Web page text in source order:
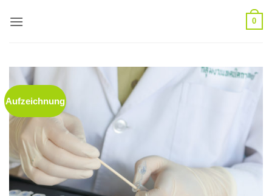
Inhalt
0
Aufzeichnung